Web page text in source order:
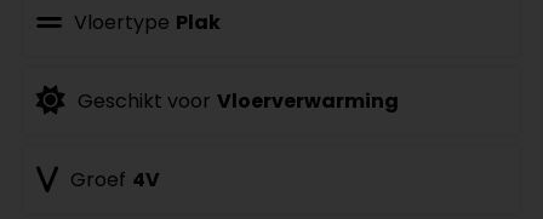
Vloertype Plak
Geschikt voor Vloerverwarming
Groef 4V